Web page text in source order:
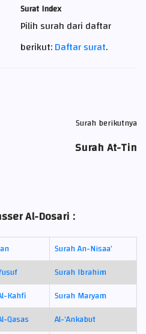
Surat Index
Pilih surah dari daftar
berikut:Daftar surat.
Surah berikutnya
Surah At-Tin
Al-Dosari :
Surah An-Nisaa’
Surah Ibrahim
Kahfi
Surah Maryam
Qasas
Al-‘Ankabut